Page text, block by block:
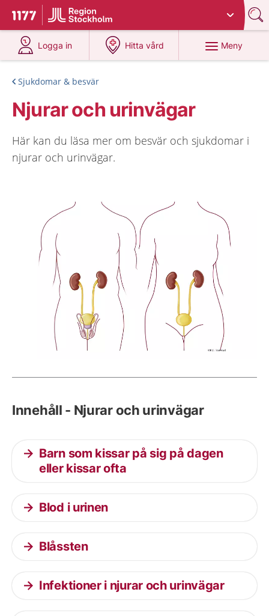
Till startsidan för 1177
Du har valt region
Logga in
på 1177.se
Hitta vård
på 1177.se
Meny
Sjukdomar & besvär
Njurar och urinvägar
Här kan du läsa mer om besvär och sjukdomar i
njurar och urinvägar.
Innehåll - Njurar och urinvägar
Barn som kissar på sig på dagen
eller kissar ofta
Blod i urinen
Blåssten
Infektioner i njurar och urinvägar